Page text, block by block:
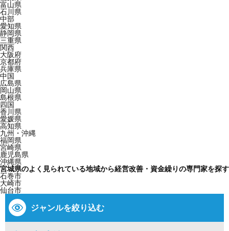
富山県
石川県
中部
愛知県
静岡県
三重県
関西
大阪府
京都府
兵庫県
中国
広島県
岡山県
島根県
四国
香川県
愛媛県
高知県
九州・沖縄
福岡県
宮崎県
鹿児島県
沖縄県
宮城県のよく見られている地域から経営改善・資金繰りの専門家を探す
石巻市
大崎市
仙台市
ジャンルを絞り込む